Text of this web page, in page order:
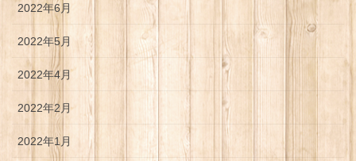
2022年6月
2022年5月
2022年4月
2022年2月
2022年1月